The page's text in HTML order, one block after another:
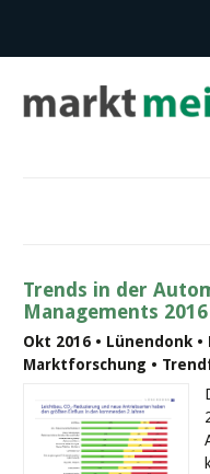
Trends in der
Managements 2016
Okt 2016 • Lünendonk
Marktforschung •